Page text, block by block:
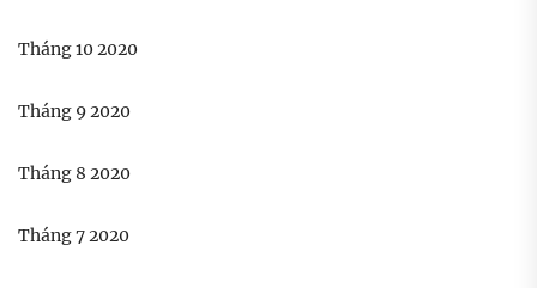
Tháng 10 2020
Tháng 9 2020
Tháng 8 2020
Tháng 7 2020